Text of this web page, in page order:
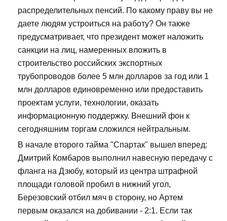
распределительных пенсий. По какому праву вы не
даете людям устроиться на работу? Он также
предусматривает, что президент может наложить
санкции на лиц, намеренных вложить в
строительство российских экспортных
трубопроводов более 5 млн долларов за год или 1
млн долларов единовременно или предоставить
проектам услуги, технологии, оказать
информационную поддержку. Внешний фон к
сегодняшним торгам сложился нейтральным.
В начале второго тайма "Спартак" вышел вперед:
Дмитрий Комбаров выполнил навесную передачу с
фланга на Дзюбу, который из центра штрафной
площади головой пробил в нижний угол,
Березовский отбил мяч в сторону, но Артем
первым оказался на добивании - 2:1. Если так